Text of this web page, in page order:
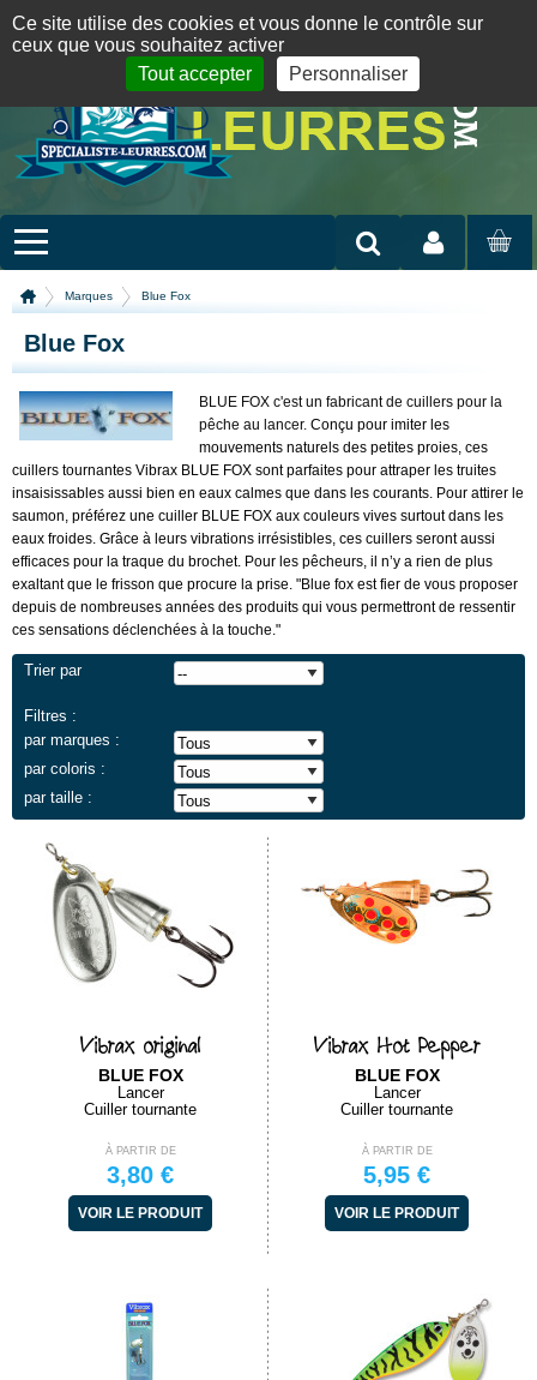
09 72 36 55 01 06 08 07 98 87 English version
MON
Marques Blue Fox
Blue Fox
BLUE FOX c'est un fabricant de cuillers pour la
pêche au lancer. Conçu pour imiter les
mouvements naturels des petites proies, ces
cuillers tournantes Vibrax BLUE FOX sont parfaites pour attraper les truites
insaisissables aussi bien en eaux calmes que dans les courants. Pour attirer le
saumon, préférez une cuiller BLUE FOX aux couleurs vives surtout dans les
eaux froides. Grâce à leurs vibrations irrésistibles, ces cuillers seront aussi
efficaces pour la traque du brochet. Pour les pêcheurs, il n’y a rien de plus
exaltant que le frisson que procure la prise. "Blue fox est fier de vous proposer
depuis de nombreuses années des produits qui vous permettront de ressentir
ces sensations déclenchées à la touche."
Trier par
Filtres :
par marques :
par coloris :
par taille :
Vibrax original
BLUE FOX
Lancer
Cuiller tournante
À PARTIR DE
3,80 €
VOIR LE PRODUIT
Vibrax Hot Pepper
BLUE FOX
Lancer
Cuiller tournante
À PARTIR DE
5,95 €
VOIR LE PRODUIT
Panneau de gestion des cookies
Ce site utilise des cookies et vous donne le contrôle sur
ceux que vous souhaitez activer
Tout accepter
Personnaliser